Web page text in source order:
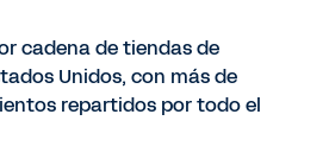
cadena de tiendas de
Unidos, con más de
repartidos por todo el